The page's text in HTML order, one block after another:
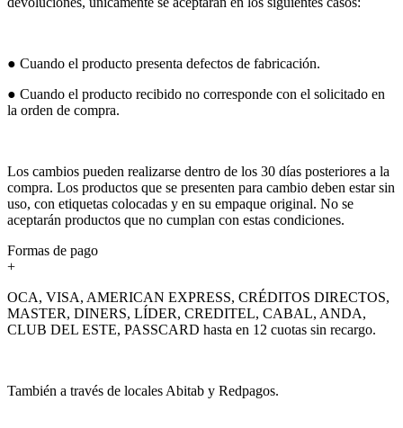
● Cuando el producto presenta defectos de fabricación.
● Cuando el producto recibido no corresponde con el solicitado en
la orden de compra.
Los cambios pueden realizarse dentro de los 30 días posteriores a la
compra. Los productos que se presenten para cambio deben estar sin
uso, con etiquetas colocadas y en su empaque original. No se
aceptarán productos que no cumplan con estas condiciones.
Formas de pago
+
OCA, VISA, AMERICAN EXPRESS, CRÉDITOS DIRECTOS,
MASTER, DINERS, LÍDER, CREDITEL, CABAL, ANDA,
CLUB DEL ESTE, PASSCARD hasta en 12 cuotas sin recargo.
También a través de locales Abitab y Redpagos.